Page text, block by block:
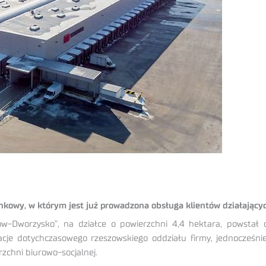
w którym jest już prowadzona obsługa klientów
Dworzysko”, na działce o powierzchni 4,4 hektara,
dotychczasowego rzeszowskiego oddziału firmy,
biurowo-socjalnej.